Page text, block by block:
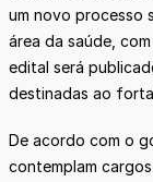
um novo processo
área da saúde,
edital será
destinadas ao
De acordo com o
contemplam